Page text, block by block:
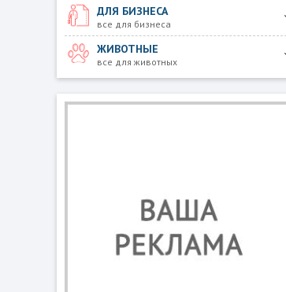
ДЛЯ БИЗНЕСА
все для бизнеса
ЖИВОТНЫЕ
все для животных